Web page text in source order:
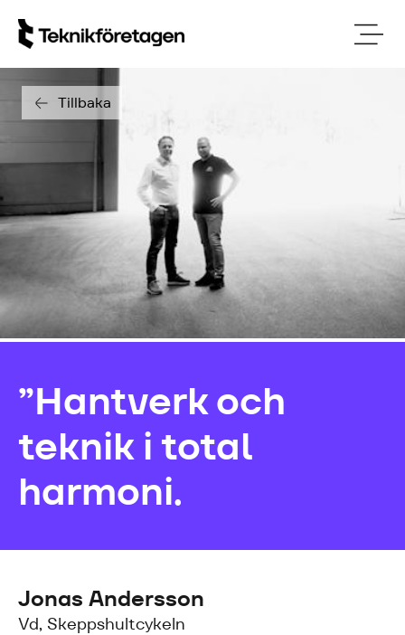
Tillbaka
”Hantverk och
teknik i total
harmoni.
Jonas Andersson
Vd, Skeppshultcykeln